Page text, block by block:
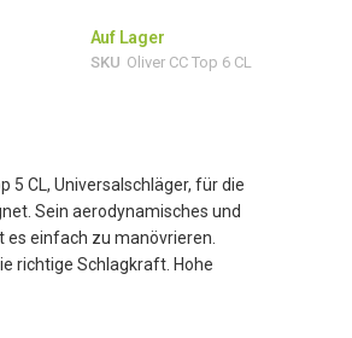
Auf Lager
SKU Oliver CC Top 6 CL
5 CL, Universalschläger, für die
Sein aerodynamisches und
es einfach zu manövrieren.
richtige Schlagkraft. Hohe